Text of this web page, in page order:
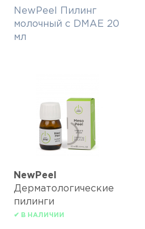
NewPeel Пилинг
молочный с DMAE 20
мл
NewPeel
Дерматологические
пилинги
✔ В НАЛИЧИИ